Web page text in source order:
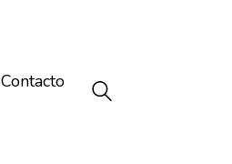
Contacto